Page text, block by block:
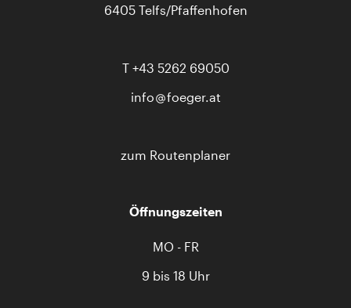
6405 Telfs/Pfaffenhofen
T +43 5262 69050
info
foeger.at
zum Routenplaner
Öffnungszeiten
MO - FR
9 bis 18 Uhr